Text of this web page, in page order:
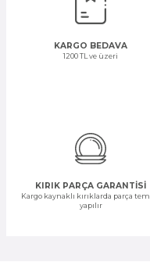
KARGO BEDAVA
1200 TL ve üzeri
KIRIK PARÇA GARANTİSİ
Kargo kaynaklı kırıklarda parça
yapılır